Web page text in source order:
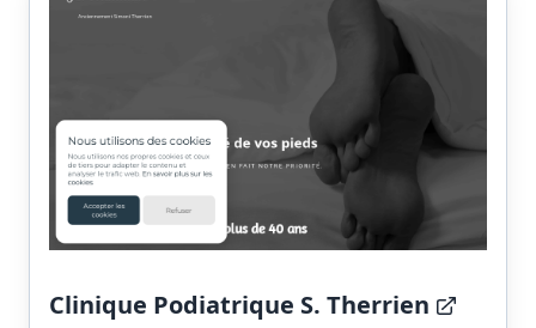
Clinique Podiatrique S. Therrien